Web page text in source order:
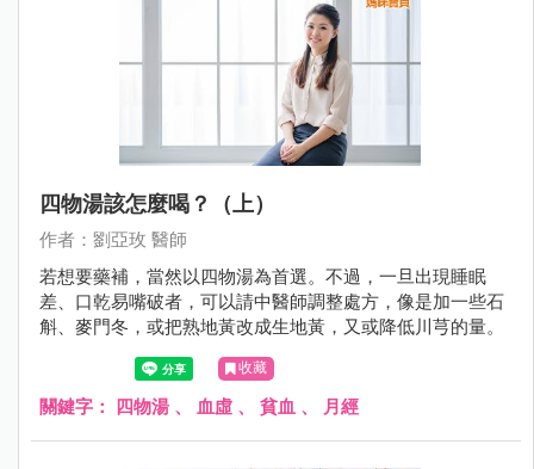
四物湯該怎麼喝？（上）
作者：劉亞玫 醫師
若想要藥補，當然以四物湯為首選。不過，一旦出現睡眠
差、口乾易嘴破者，可以請中醫師調整處方，像是加一些石
斛、麥門冬，或把熟地黃改成生地黃，又或降低川芎的量。
收藏
關鍵字： 四物湯 、 血虛 、 貧血 、 月經